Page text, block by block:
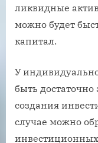
ликвидные
можно будет
капитал.
У
быть
создания
случае можно